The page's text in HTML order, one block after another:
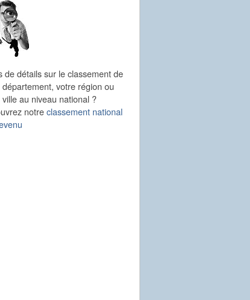
de détails sur le classement de
votre région ou
au niveau national ?
notreclassement national